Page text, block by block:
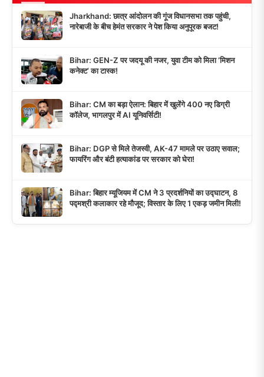
Jharkhand: छात्र आंदोलन की गूंज विधानसभा तक पहुंची,
नारेबाजी के बीच हेमंत सरकार ने पेश किया अनुपूरक बजट!
Bihar: GEN-Z पर जदयू की नजर, युवा टीम को मिला ‘मिशन
कनेक्ट’ का टास्क!
Bihar: CM का बड़ा ऐलान: बिहार में खुलेंगे 400 नए डिग्री
कॉलेज, भागलपुर में AI यूनिवर्सिटी!
Bihar: DGP से मिले तेजस्वी, AK-47 मामले पर उठाए सवाल;
फायरिंग और बंटी हत्याकांड पर सरकार को घेरा!
Bihar: बिहार म्यूजियम में CM ने 3 प्रदर्शनियों का उद्घाटन, 8
पद्मश्री कलाकार रहे मौजूद; विस्तार के लिए 1 एकड़ जमीन मिली!